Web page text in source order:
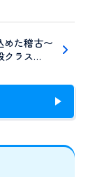
めた稽古〜
クラス…